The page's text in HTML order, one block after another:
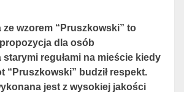
ze wzorem “Pruszkowski” to
propozycja dla osób
starymi regułami na mieście kiedy
“Pruszkowski” budził respekt.
jest z wysokiej jakości